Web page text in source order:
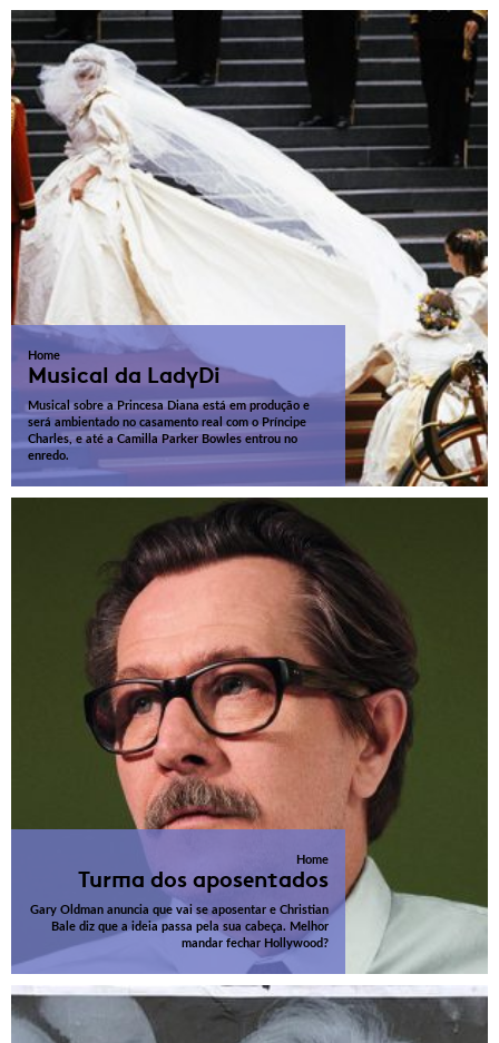
Home
Musical da LadyDi
Musical sobre a Princesa Diana está em produção e
será ambientado no casamento real com o Príncipe
Charles, e até a Camilla Parker Bowles entrou no
enredo.
Home
Turma dos aposentados
Gary Oldman anuncia que vai se aposentar e Christian
Bale diz que a ideia passa pela sua cabeça. Melhor
mandar fechar Hollywood?